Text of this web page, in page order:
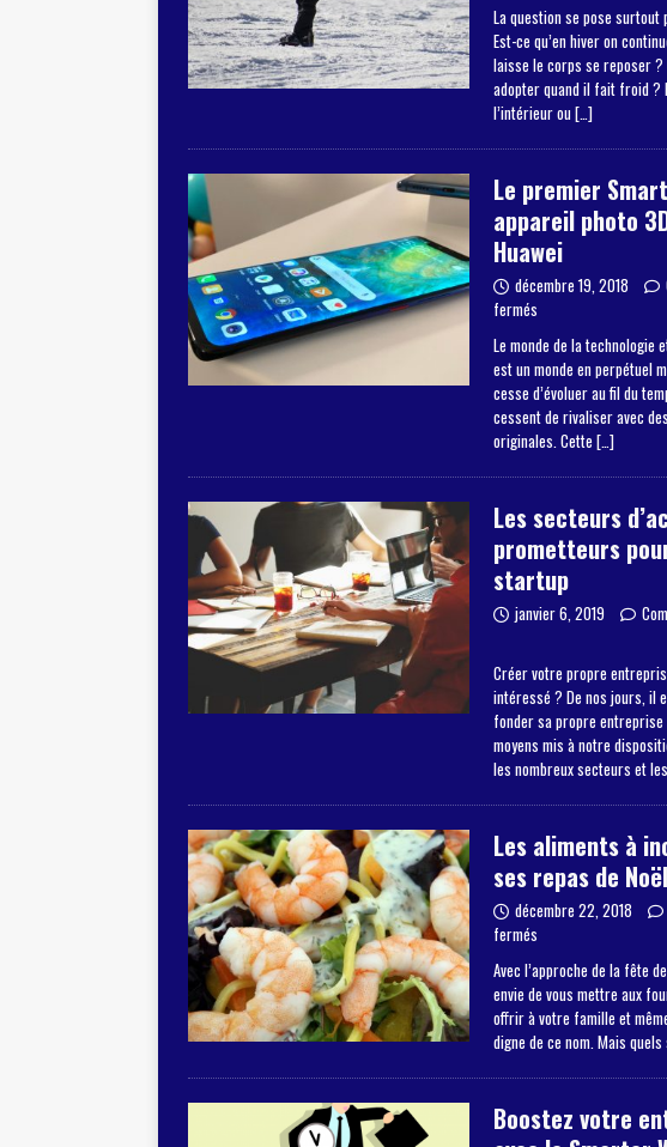
La question se pose surtout
Est-ce qu’en hiver on
laisse le corps se reposer ?
adopter quand il fait froid ?
l’intérieur ou […]
Le premier
appareil photo
Huawei
décembre 19, 2018
fermés
Le monde de la technologie
est un monde en perpétuel
cesse d’évoluer au fil du
cessent de rivaliser avec
originales. Cette […]
Les secteurs
prometteurs
startup
janvier 6, 2019
Créer votre propre
intéressé ? De nos jours, il
fonder sa propre entreprise
moyens mis à notre
les nombreux secteurs et les
Les aliments à
ses repas de Noël
décembre 22, 2018
fermés
Avec l’approche de la fête
envie de vous mettre aux
offrir à votre famille et
digne de ce nom. Mais
Boostez votre